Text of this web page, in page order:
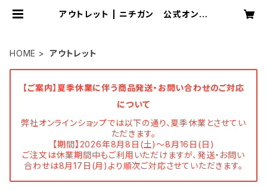
アウトレット | ニチガン 公式オンラ
HOME アウトレット
【ご案内】夏季休業に伴う商品発送・お問い合わせのご対応
について
弊社オンラインショップでは以下の通り、夏季休業とさせてい
ただきます。
【期間】2026年8月8日(土)～8月16日(日)
ご注文は休業期間中もご利用いただけますが、発送・お問い
合わせは8月17日(月)より順次ご対応させていただきます。